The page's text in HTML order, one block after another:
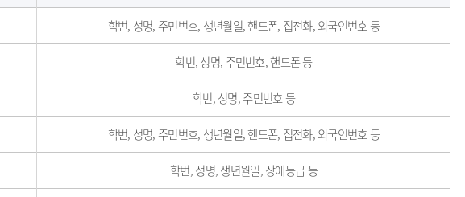
학번, 성명, 주민번호, 생년월일, 핸드폰, 집전화, 외국인번호 등
학번, 성명, 주민번호, 핸드폰 등
학번, 성명, 주민번호 등
학번, 성명, 주민번호, 생년월일, 핸드폰, 집전화, 외국인번호 등
학번, 성명, 생년월일, 장애등급 등